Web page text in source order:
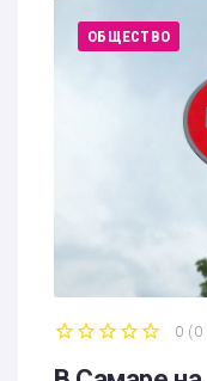
ОБЩЕСТВО
0 ( 0